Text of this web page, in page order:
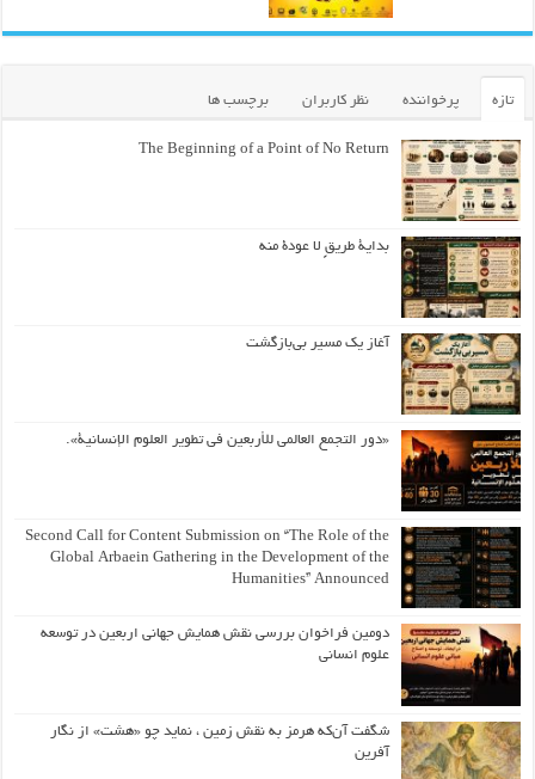
تازه پرخواننده نظر کاربران برچسب ها
The Beginning of a Point of No Return
بداية طريقٍ لا عودة منه
آغاز یک مسیر بی‌بازگشت
«دور التجمع العالمي للأربعين في تطوير العلوم الإنسانية».
Second Call for Content Submission on “The Role of the
Global Arbaein Gathering in the Development of the
Humanities” Announced
دومین فراخوان بررسی نقش همایش جهانی اربعین در توسعه
علوم انسانی
شگفت آن‌که هرمز به نقش زمین ، نماید چو «هشت» از نگار
آفرین